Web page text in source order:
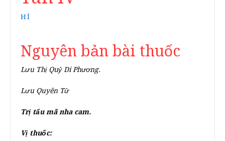
HÍ
Nguyên bản bài thuốc
Lưu Thị Quỷ Di Phương.
Lưu Quyên Tử
Trị tẩu mã nha cam.
Vị thuốc: